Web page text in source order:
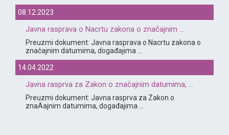
08.12.2023
Javna rasprava o Nacrtu zakona o značajnim ...
Preuzmi dokument: Javna rasprava o Nacrtu zakona o
značajnim datumima, događajima ...
14.04.2022
Javna rasprva za Zakon o značajnim datumima, ...
Preuzmi dokument: Javna rasprva za Zakon o
znaÄajnim datumima, događajima ...